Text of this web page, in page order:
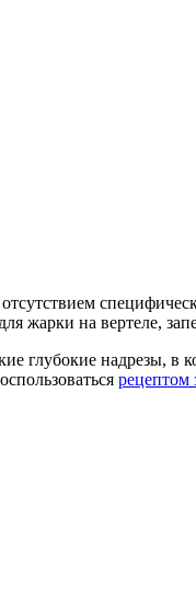
жарки на вертеле,
глубокие надрезы, в
рецептом